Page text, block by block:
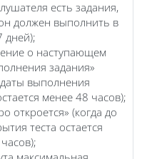
есть задания,
должен выполнить в
дней);
о наступающем
задания»
выполнения
менее 48 часов);
откроется» (когда до
теста остается